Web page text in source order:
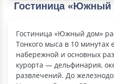
Гостиница «Южный
Гостиница «Южный дом»
Тонкого мыса в 10 минутах
набережной и основных
курорта — дельфинария,
развлечений. До